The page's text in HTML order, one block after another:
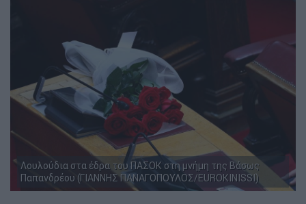
Λουλούδια στα έδρα του ΠΑΣΟΚ στη μνήμη της Βάσως
Παπανδρέου (ΓΙΑΝΝΗΣ ΠΑΝΑΓΟΠΟΥΛΟΣ/EUROKINISSI)